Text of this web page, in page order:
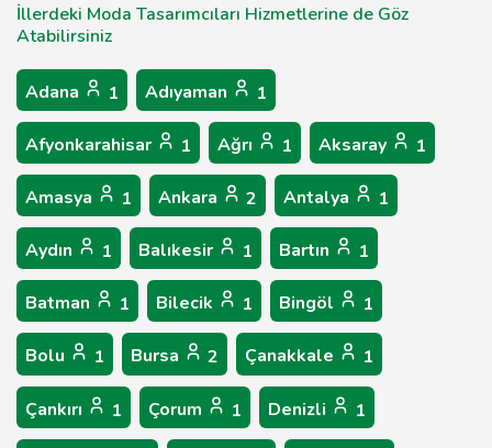
İllerdeki Moda Tasarımcıları Hizmetlerine de Göz
Atabilirsiniz
Adana 1 Adıyaman 1
Afyonkarahisar 1 Ağrı 1 Aksaray 1
Amasya 1 Ankara 2 Antalya 1
Aydın 1 Balıkesir 1 Bartın 1
Batman 1 Bilecik 1 Bingöl 1
Bolu 1 Bursa 2 Çanakkale 1
Çankırı 1 Çorum 1 Denizli 1